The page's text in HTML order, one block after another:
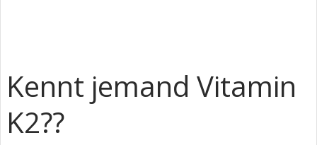
Kennt jemand Vitamin
K2??